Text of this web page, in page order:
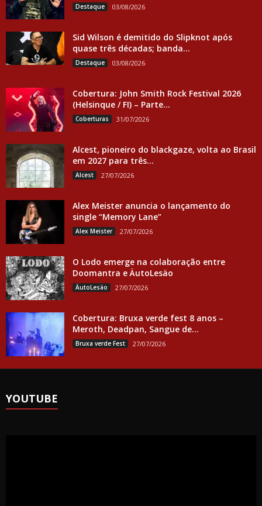
Destaque 03/08/2026
Sid Wilson é demitido do Slipknot após
quase três décadas; banda...
Destaque 03/08/2026
Cobertura: John Smith Rock Festival 2026
(Helsinque / FI) – Parte...
Coberturas 31/07/2026
Alcest, pioneiro do blackgaze, volta ao Brasil
em 2027 para três...
Alcest 27/07/2026
Alex Meister anuncia o lançamento do
single “Memory Lane”
Alex Meister 27/07/2026
O Lodo emerge na colaboração entre
Doomantra e ÄutoLesäo
ÄutoLesäo 27/07/2026
Cobertura: Bruxa verde fest 8 anos –
Meroth, Deadpan, Sangue de...
Bruxa verde Fest 27/07/2026
YOUTUBE